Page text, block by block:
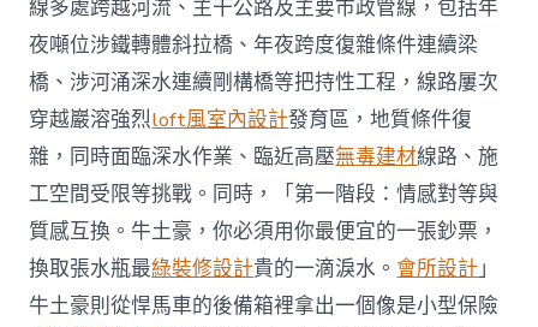
環
城
際
鐵
路
全
線
貫
通〉
中
線多處跨越河流、主干公路及主要市政管線，包括年
夜噸位涉鐵轉體斜拉橋、年夜跨度復雜條件連續梁
橋、涉河涌深水連續剛構橋等把持性工程，線路屢次
穿越巖溶強烈loft風室內設計發育區，地質條件復
雜，同時面臨深水作業、臨近高壓無毒建材線路、施
工空間受限等挑戰。同時，「第一階段：情感對等與
質感互換。牛土豪，你必須用你最便宜的一張鈔票，
換取張水瓶最綠裝修設計貴的一滴淚水。會所設計」
牛土豪則從悍馬車的後備箱裡拿出一個像是小型保險